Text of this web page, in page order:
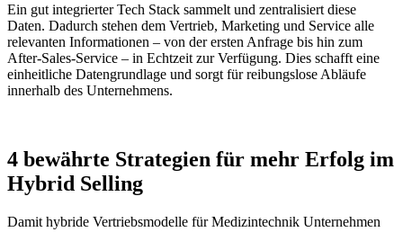
Ein gut integrierter Tech Stack sammelt und zentralisiert diese
Daten. Dadurch stehen dem Vertrieb, Marketing und Service alle
relevanten Informationen – von der ersten Anfrage bis hin zum
After-Sales-Service – in Echtzeit zur Verfügung. Dies schafft eine
einheitliche Datengrundlage und sorgt für reibungslose Abläufe
innerhalb des Unternehmens.
4 bewährte Strategien für mehr Erfolg im
Hybrid Selling
Damit hybride Vertriebsmodelle für Medizintechnik Unternehmen